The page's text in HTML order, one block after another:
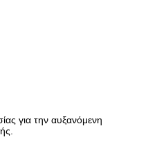
για την αυξανόμενη